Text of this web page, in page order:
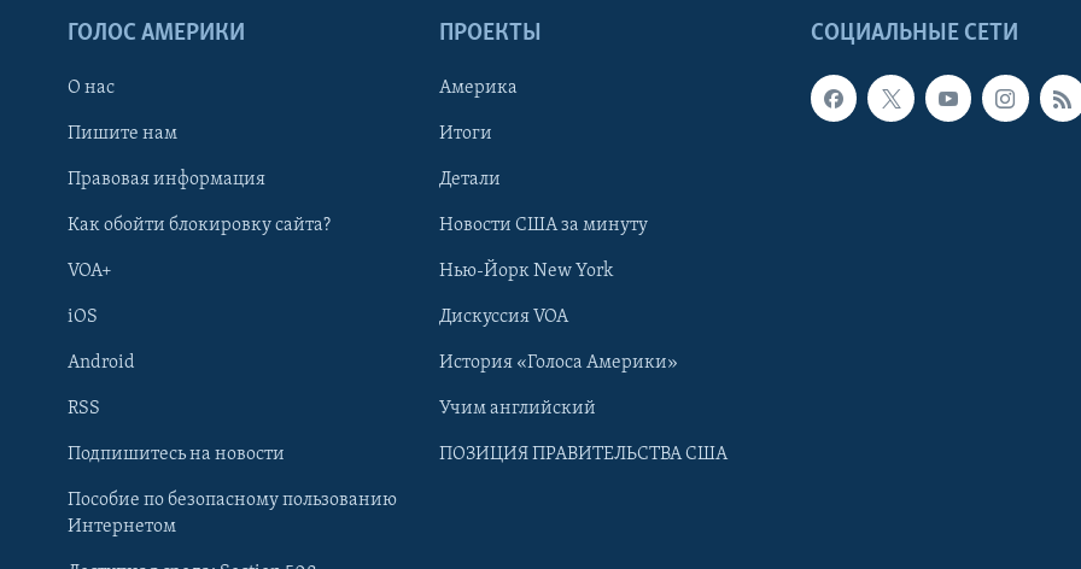
Learning English
СОЦИАЛЬНЫЕ СЕТИ
ГОЛОС АМЕРИКИ
О нас
Пишите нам
Правовая информация
Как обойти блокировку сайта?
VOA+
iOS
Android
RSS
Подпишитесь на новости
Пособие по безопасному пользованию
Интернетом
ПРОЕКТЫ
Америка
Итоги
Детали
Новости США за минуту
Нью-Йорк New York
Дискуссия VOA
История «Голоса Америки»
Учим английский
ПОЗИЦИЯ ПРАВИТЕЛЬСТВА США